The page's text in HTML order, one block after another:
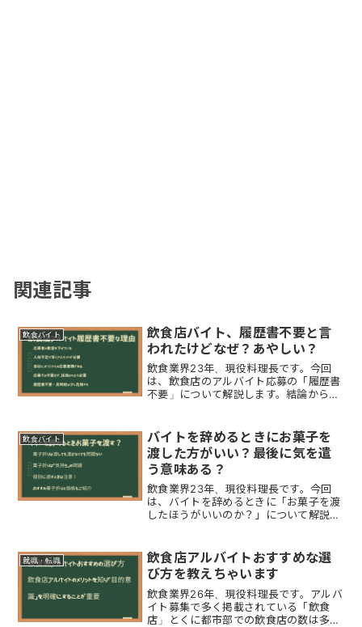
関連記事
飲食バイト
飲食店バイト、履歴書不要と言
われたけどなぜ？あやしい？
飲食業界23年、現役料理長です。今回
は、飲食店のアルバイト応募の「履歴書
不要」について解説します。結論からい
ます。それほどの人材不足になるという
ことは、店舗や企業内で従...
飲食バイト
バイトを辞めるときにお菓子を
渡した方がいい？最後に気を遣
う意味ある？
飲食業界23年、現役料理長です。今回
は、バイトを辞めるときに「お菓子を渡
したほうがいいのか？」について解説し
問題ありません」あなたの気持ちなので
『お世話になったから何か...
就職・転職
飲食店アルバイトおすすめな選
び方を教えちゃいます
飲食業界26年、現役料理長です。アルバ
イト募集で多く掲載されている「飲食
店」とくに都市部での飲食店の数は多す